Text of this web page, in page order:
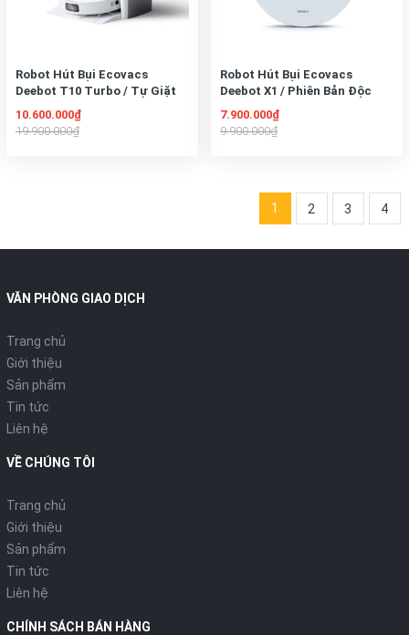
Robot Hút Bụi Ecovacs
Deebot T10 Turbo / Tự Giặt
Giẻ Lau – Model 2022
10.600.000₫
19.900.000₫
Robot Hút Bụi Ecovacs
Deebot X1 / Phiên Bản Độc
Lập – Model 2022
7.900.000₫
9.900.000₫
1 2 3 4
VĂN PHÒNG GIAO DỊCH
Trang chủ
Giới thiệu
Sản phẩm
Tin tức
Liên hệ
VỀ CHÚNG TÔI
Trang chủ
Giới thiệu
Sản phẩm
Tin tức
Liên hệ
CHÍNH SÁCH BÁN HÀNG